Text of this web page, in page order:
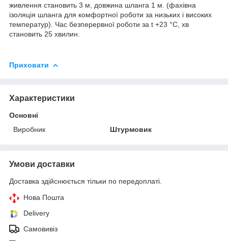
живлення становить 3 м, довжина шланга 1 м. (фахівна
ізоляція шланга для комфортної роботи за низьких і високих
температур). Час безперервної роботи за t +23 °C, хв
становить 25 хвилин.
Приховати
Характеристики
Основні
Виробник
Штурмовик
Умови доставки
Доставка здійснюється тільки по передоплаті.
Нова Пошта
Delivery
Самовивіз